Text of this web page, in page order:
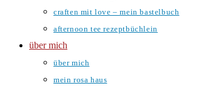
craften mit love – mein bastelbuch
afternoon tee rezeptbüchlein
über mich
über mich
mein rosa haus